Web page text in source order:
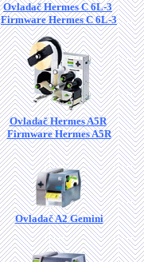
Ovladač Hermes C 6L-3
Firmware Hermes C 6L-3
Ovladač Hermes A5R
Firmware Hermes A5R
Ovladač A2 Gemini